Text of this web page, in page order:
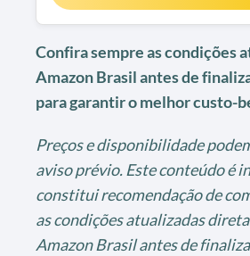
Confira sempre as condições
Amazon Brasil antes de
para garantir o melhor custo-
Preços e disponibilidade
aviso prévio. Este conteúdo é
constitui recomendação de
as condições atualizadas
Amazon Brasil antes de